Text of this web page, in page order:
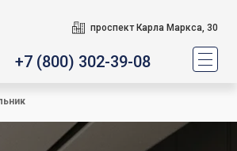
проспект Карла Маркса, 30
+7 (800) 302-39-08